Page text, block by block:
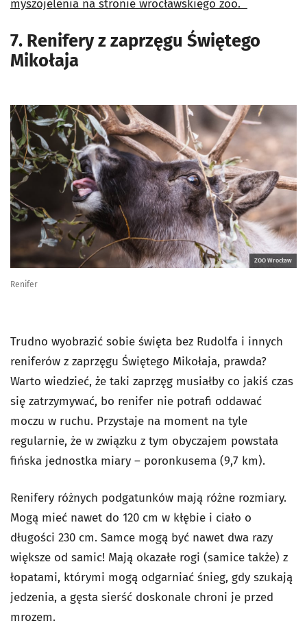
myszojelenia na stronie wrocławskiego zoo.
7. Renifery z zaprzęgu Świętego
Mikołaja
ZOO Wrocław
Renifer
Trudno wyobrazić sobie święta bez Rudolfa i innych
reniferów z zaprzęgu Świętego Mikołaja, prawda?
Warto wiedzieć, że taki zaprzęg musiałby co jakiś czas
się zatrzymywać, bo renifer nie potrafi oddawać
moczu w ruchu. Przystaje na moment na tyle
regularnie, że w związku z tym obyczajem powstała
fińska jednostka miary – poronkusema (9,7 km).
Renifery różnych podgatunków mają różne rozmiary.
Mogą mieć nawet do 120 cm w kłębie i ciało o
długości 230 cm. Samce mogą być nawet dwa razy
większe od samic! Mają okazałe rogi (samice także) z
łopatami, którymi mogą odgarniać śnieg, gdy szukają
jedzenia, a gęsta sierść doskonale chroni je przed
mrozem.